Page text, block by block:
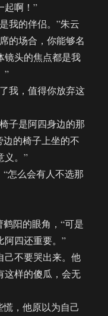
起啊！”
的伴侣。”朱云
的场合，你能够名
镜头的焦点都是我
”
我，值得你放弃这
子是阿四身边的那
边的椅子上坐的不
义。”
怎么会有人不选那
阳的眼角，“可是
阿四还重要。”
不要哭出来。他
这样的傻瓜，会无
，他原以为自己